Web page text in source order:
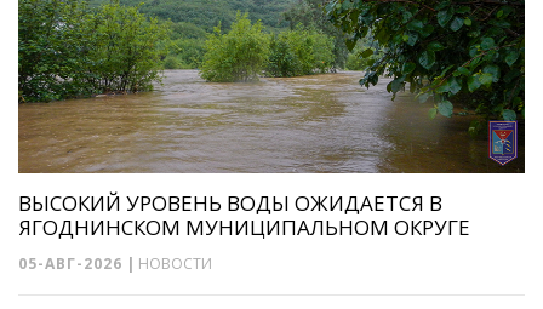
ВЫСОКИЙ УРОВЕНЬ ВОДЫ ОЖИДАЕТСЯ В
ЯГОДНИНСКОМ МУНИЦИПАЛЬНОМ ОКРУГЕ
05-АВГ-2026 | НОВОСТИ